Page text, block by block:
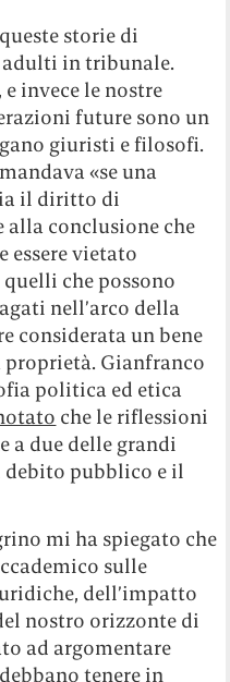
storie di
in tribunale.
invece le nostre
future sono un
giuristi e filosofi.
«se una
il diritto di
alla conclusione che
essere vietato
che possono
nell’arco della
considerata un bene
Gianfranco
politica ed etica
che le riflessioni
a due delle grandi
debito pubblico e il
mi ha spiegato che
sulle
dell’impatto
nostro orizzonte di
ad argomentare
tenere in